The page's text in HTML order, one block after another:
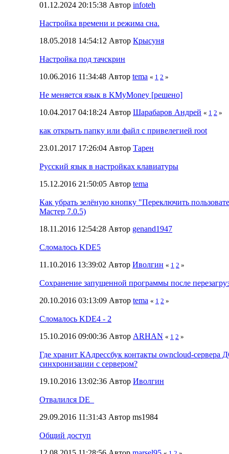
01.12.2024 20:15:38 Автор infoteh
Настройка времени и режима сна.
18.05.2018 14:54:12 Автор Крысуня
Настройка под тачскрин
10.06.2016 11:34:48 Автор tema « 1 2 »
Не меняется язык в KMyMoney [решено]
10.04.2017 04:18:24 Автор Шарабаров Андрей « 1 2 »
как открыть папку или файл с привелегией root
23.01.2017 17:26:04 Автор Тарен
Русский язык в настройках клавиатуры
15.12.2016 21:50:05 Автор tema
Как убрать зелёную кнопку "Переключить
Мастер 7.0.5)
18.11.2016 12:54:28 Автор genand1947
Сломалось KDE5
11.10.2016 13:39:02 Автор Иволгин « 1 2 »
Сохранение запущенной программы после
20.10.2016 03:13:09 Автор tema « 1 2 »
Сломалось KDE4 - 2
15.10.2016 09:00:36 Автор ARHAN « 1 2 »
Где хранит КАдрессбук контакты owncloud-сервера
синхронизации с сервером?
19.10.2016 13:02:36 Автор Иволгин
Отвалился DE_
29.09.2016 11:31:43 Автор ms1984
Общий доступ